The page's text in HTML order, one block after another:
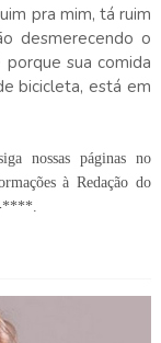
pra mim, tá ruim
desmerecendo o
sua comida
bicicleta, está em
nossas páginas no
à Redação do
****